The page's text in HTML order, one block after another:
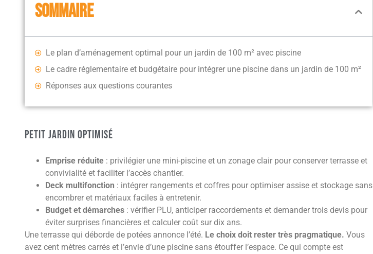
SOMMAIRE
Le plan d’aménagement optimal pour un jardin de 100 m² avec piscine
Le cadre réglementaire et budgétaire pour intégrer une piscine dans un jardin de 100 m²
Réponses aux questions courantes
Petit jardin optimisé
Emprise réduite : privilégier une mini-piscine et un zonage clair pour conserver terrasse et
convivialité et faciliter l’accès chantier.
Deck multifonction : intégrer rangements et coffres pour optimiser assise et stockage sans
encombrer et matériaux faciles à entretenir.
Budget et démarches : vérifier PLU, anticiper raccordements et demander trois devis pour
éviter surprises financières et calculer coût sur dix ans.
Une terrasse qui déborde de potées annonce l’été. Le choix doit rester très pragmatique. Vous
avez cent mètres carrés et l’envie d’une piscine sans étouffer l’espace. Ce qui compte est